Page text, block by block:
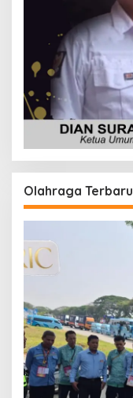
Olahraga Terbaru